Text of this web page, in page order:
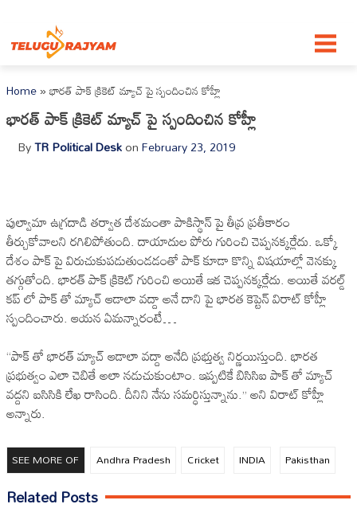
Home»భారత్ పాక్ క్రికెట్ మ్యాచ్ పై స్పందించిన కోహ్లీ
భారత్ పాక్ క్రికెట్ మ్యాచ్ పై స్పందించిన కోహ్లీ
ByTR Political DeskonFebruary 23, 2019
పుల్వామా ఉగ్రదాడి తర్వాత దేశమంతా పాకిస్థాన్ పై తీవ్ర ప్రతీకారం
తీర్చుకోవాలని రగిలిపోతుంది. దాయాదుల పోరు గురించి చెప్పనక్కర్లేదు. ఒక్కో
దేశం పాక్ పై విరుచుకుపడుతుండడంతో పాక్ కూడా కొన్ని విషయాల్లో వెనక్కు
తగ్గుతోంది. భారత్ పాక్ క్రికెట్ గురించి అయితే ఇక చెప్పనక్కర్లేదు. అయితే వరల్డ్
కప్ లో పాక్ తో మ్యాచ్ ఆడాలా వద్దా అనే దాని పై భారత కెప్టెన్ విరాట్ కోహ్లీ
స్పందించారు. ఆయన ఏమన్నారంటే…
“పాక్ తో భారత్ మ్యాచ్ ఆడాలా వద్దా అనేది ప్రభ్తుత్వ నిర్ణయిస్తుంది. భారత
ప్రభుత్వం ఎలా చెబితే అలా నడుచుకుంటాం. ఇప్పటికే బిసిసిఐ పాక్ తో మ్యాచ్
వద్దని ఐసిసికి లేఖ రాసింది. దీనిని నేను సమర్ధిస్తున్నాను.” అని విరాట్ కోహ్లీ
అన్నారు.
SEE MORE OF Andhra Pradesh Cricket INDIA Pakisthan
Related Posts